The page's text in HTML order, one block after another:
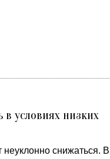
условиях низких
снижаться. В